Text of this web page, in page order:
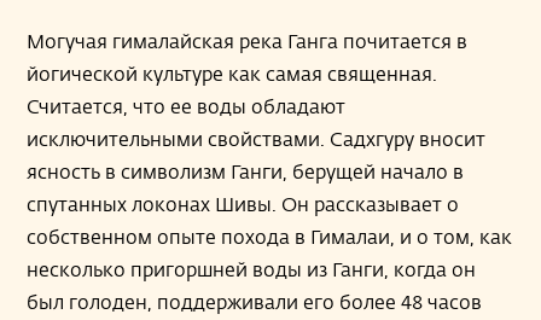
Могучая гималайская река Ганга почитается в
йогической культуре как самая священная.
Считается, что ее воды обладают
исключительными свойствами. Садхгуру вносит
ясность в символизм Ганги, берущей начало в
спутанных локонах Шивы. Он рассказывает о
собственном опыте похода в Гималаи, и о том, как
несколько пригоршней воды из Ганги, когда он
был голоден, поддерживали его более 48 часов